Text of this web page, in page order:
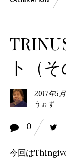
ト（そ
2017年5
うぉず
0
今回は